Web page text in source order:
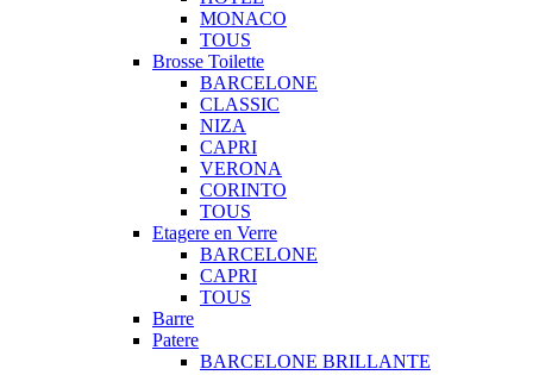
MONACO
TOUS
Brosse Toilette
BARCELONE
CLASSIC
NIZA
CAPRI
VERONA
CORINTO
TOUS
Etagere en Verre
BARCELONE
CAPRI
TOUS
Barre
Patere
BARCELONE BRILLANTE